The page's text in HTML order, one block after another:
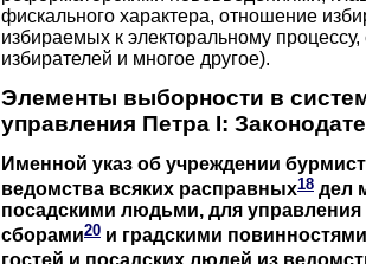
фискального характера, отношение
избираемых к электоральному
избирателей и многое другое).
Элементы выборности в
управления Петра I:
Именной указ об учреждении
ведомства всяких расправных18 дел
посадскими людьми, для
сборами20 и градскими повинностями